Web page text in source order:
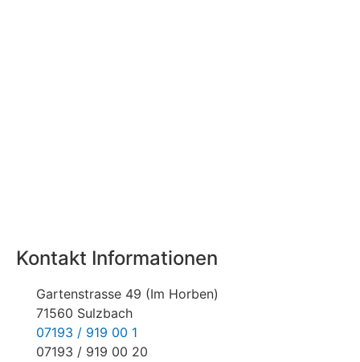
Kontakt Informationen
Gartenstrasse 49 (Im Horben)
71560 Sulzbach
07193 / 919 00 1
07193 / 919 00 20